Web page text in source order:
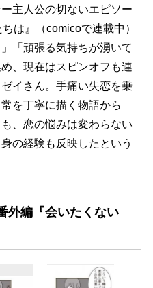
主人公の切ないエピソー
は』（comicoで連載中）
「頑張る気持ちが湧いて
、現在はスピンオフも連
イさん。手痛い失恋を乗
を丁寧に描く物語から
、恋の悩みは変わらない
の経験も反映したという
外編『会いたくない